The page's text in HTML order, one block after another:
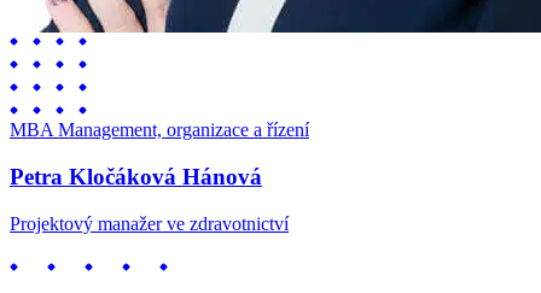
MBA Management, organizace a řízení
Petra Kločáková Hánová
Projektový manažer ve zdravotnictví